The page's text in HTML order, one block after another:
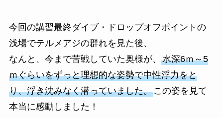
今回の講習最終ダイブ・ドロップオフポイントの
浅場でテルメアジの群れを見た後、
なんと、今まで苦戦していた奥様が、 水深6ｍ～5
ｍぐらいをずっと理想的な姿勢で中性浮力をと
り、浮き沈みなく潜っていました。この姿を見て
本当に感動しました！